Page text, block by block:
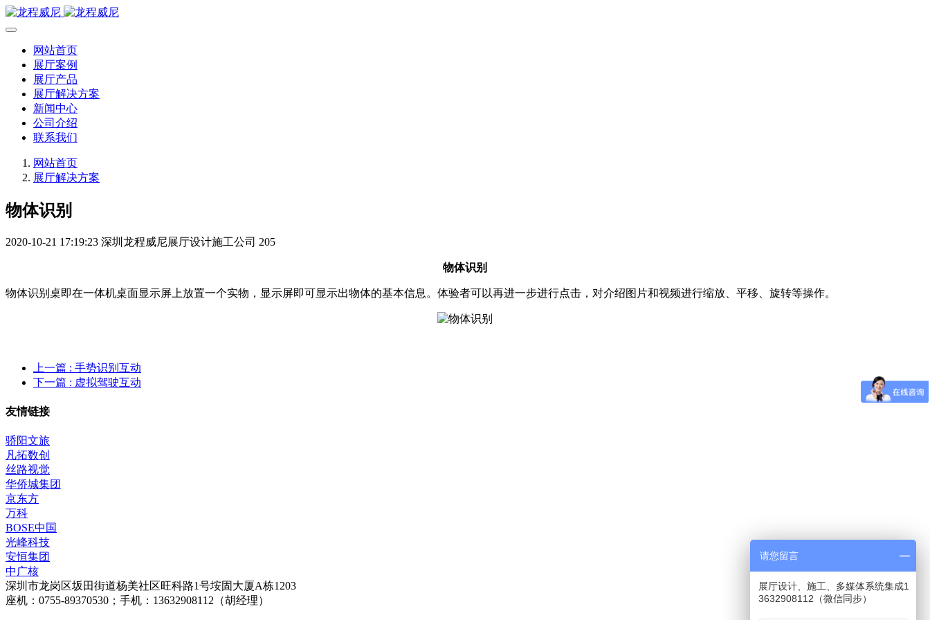
网站首页
展厅案例
展厅产品
展厅解决方案
新闻中心
公司介绍
联系我们
网站首页
展厅解决方案
物体识别
2020-10-21 17:19:23 深圳龙程威尼展厅设计施工公司 205
物体识别
物体识别桌即在一体机桌面显示屏上放置一个实物，显示屏即可显示出物体的基本信息。体验者可以再进一步进行点击，对介绍图片和视频进行缩放、平移、旋转等操作。
上一篇 : 手势识别互动
下一篇 : 虚拟驾驶互动
友情链接
骄阳文旅
凡拓数创
丝路视觉
华侨城集团
京东方
万科
BOSE中国
光峰科技
安恒集团
中广核
深圳市龙岗区坂田街道杨美社区旺科路1号垵固大厦A栋1203
座机：0755-89370530；手机：13632908112（胡经理）
请您留言
展厅设计、施工、多媒体系统集成1
3632908112（微信同步）